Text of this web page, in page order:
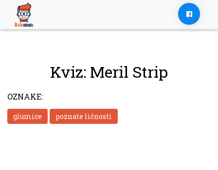
content
Kviz: Meril Strip
OZNAKE:
glumice poznate ličnosti